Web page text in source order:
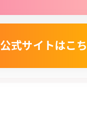
公式サイトはこ